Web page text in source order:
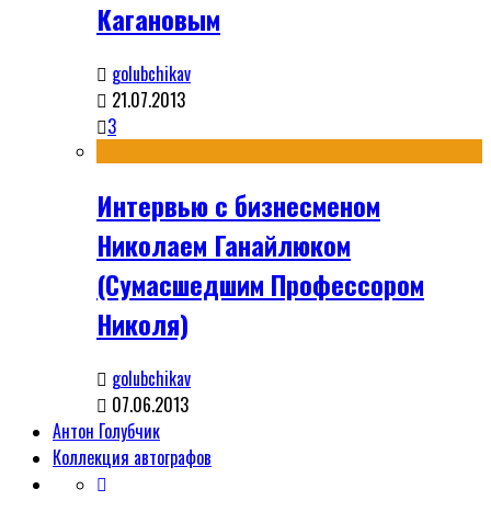
Кагановым
golubchikav
21.07.2013
3
Интервью с бизнесменом
Николаем Ганайлюком
(Сумасшедшим Профессором
Николя)
golubchikav
07.06.2013
Антон Голубчик
Коллекция автографов